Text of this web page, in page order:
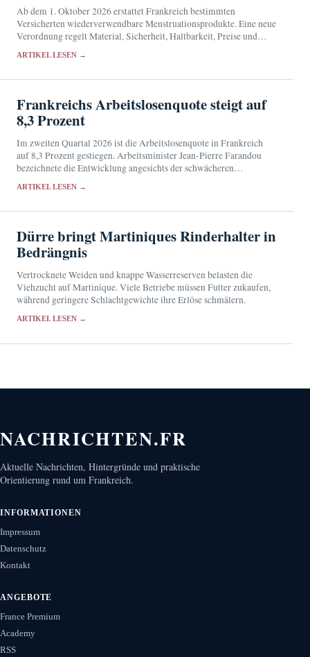
Ab dem 1. Oktober 2026 erstattet Frankreich bestimmten
Versicherten wiederverwendbare Menstruationsprodukte. Eine neue
Verordnung regelt Material, Sicherheit, Haltbarkeit, Preise und
ARTIKEL LESEN →
Frankreichs Arbeitslosenquote steigt auf
8,3 Prozent
Im zweiten Quartal 2026 ist die Arbeitslosenquote in Frankreich
auf 8,3 Prozent gestiegen. Arbeitsminister Jean-Pierre Farandou
bezeichnete die Entwicklung angesichts der schwächeren
ARTIKEL LESEN →
Dürre bringt Martiniques Rinderhalter in
Bedrängnis
Vertrocknete Weiden und knappe Wasserreserven belasten die
Viehzucht auf Martinique. Viele Betriebe müssen Futter zukaufen,
während geringere Schlachtgewichte ihre Erlöse schmälern.
ARTIKEL LESEN →
NACHRICHTEN.FR
Aktuelle Nachrichten, Hintergründe und praktische
Orientierung rund um Frankreich.
INFORMATIONEN
Impressum
Datenschutz
Kontakt
ANGEBOTE
France Premium
Academy
RSS